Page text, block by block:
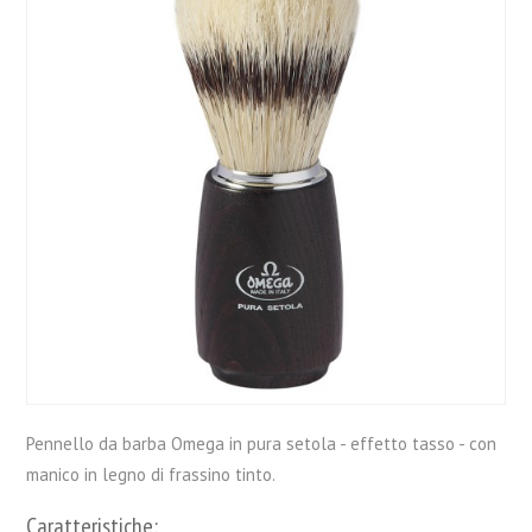
Pennello da barba Omega in pura setola - effetto tasso - con
manico in legno di frassino tinto.